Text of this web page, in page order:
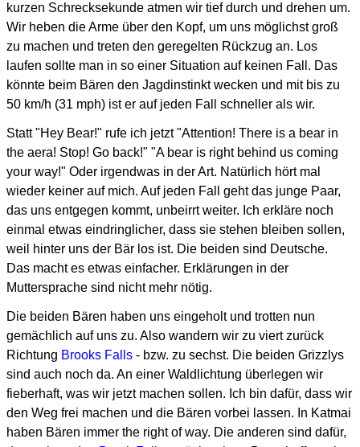
kurzen Schrecksekunde atmen wir tief durch und drehen um.
Wir heben die Arme über den Kopf, um uns möglichst groß
zu machen und treten den geregelten Rückzug an. Los
laufen sollte man in so einer Situation auf keinen Fall. Das
könnte beim Bären den Jagdinstinkt wecken und mit bis zu
50 km/h (31 mph) ist er auf jeden Fall schneller als wir.
Statt "Hey Bear!" rufe ich jetzt "Attention! There is a bear in
the aera! Stop! Go back!" "A bear is right behind us coming
your way!" Oder irgendwas in der Art. Natürlich hört mal
wieder keiner auf mich. Auf jeden Fall geht das junge Paar,
das uns entgegen kommt, unbeirrt weiter. Ich erkläre noch
einmal etwas eindringlicher, dass sie stehen bleiben sollen,
weil hinter uns der Bär los ist. Die beiden sind Deutsche.
Das macht es etwas einfacher. Erklärungen in der
Muttersprache sind nicht mehr nötig.
Die beiden Bären haben uns eingeholt und trotten nun
gemächlich auf uns zu. Also wandern wir zu viert zurück
Richtung Brooks Falls - bzw. zu sechst. Die beiden Grizzlys
sind auch noch da. An einer Waldlichtung überlegen wir
fieberhaft, was wir jetzt machen sollen. Ich bin dafür, dass wir
den Weg frei machen und die Bären vorbei lassen. In Katmai
haben Bären immer the right of way. Die anderen sind dafür,